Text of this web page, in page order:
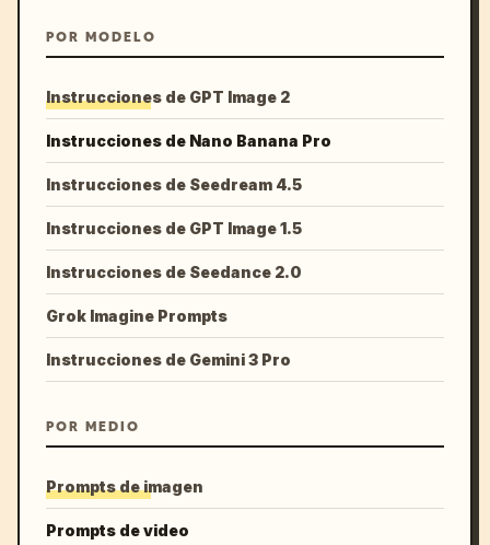
POR MODELO
Instrucciones de GPT Image 2
Instrucciones de Nano Banana Pro
Instrucciones de Seedream 4.5
Instrucciones de GPT Image 1.5
Instrucciones de Seedance 2.0
Grok Imagine Prompts
Instrucciones de Gemini 3 Pro
POR MEDIO
Prompts de imagen
Prompts de video